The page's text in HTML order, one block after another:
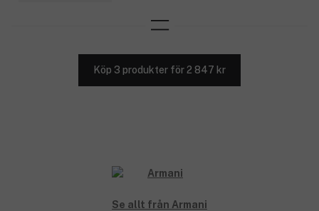
Köp 3 produkter för 2 847 kr
Se allt från Armani